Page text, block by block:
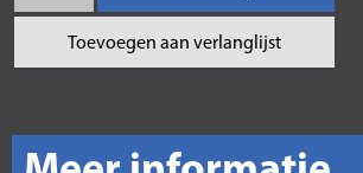
Toevoegen aan verlanglijst